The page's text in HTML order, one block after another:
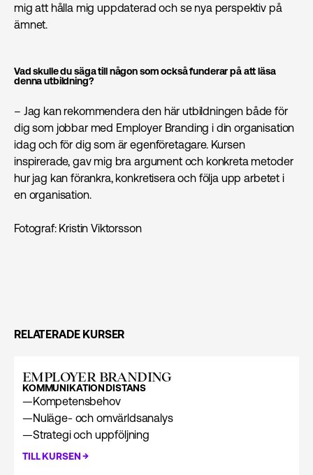
mig att hålla mig uppdaterad och se nya perspektiv på
ämnet.
Vad skulle du säga till någon som också funderar på att läsa
denna utbildning?
– Jag kan rekommendera den här utbildningen både för
dig som jobbar med Employer Branding i din organisation
idag och för dig som är egenföretagare. Kursen
inspirerade, gav mig bra argument och konkreta metoder
hur jag kan förankra, konkretisera och följa upp arbetet i
en organisation.
Fotograf: Kristin Viktorsson
RELATERADE KURSER
EMPLOYER BRANDING
KOMMUNIKATIONDISTANS
—Kompetensbehov
—Nuläge- och omvärldsanalys
—Strategi och uppföljning
TILL KURSEN→